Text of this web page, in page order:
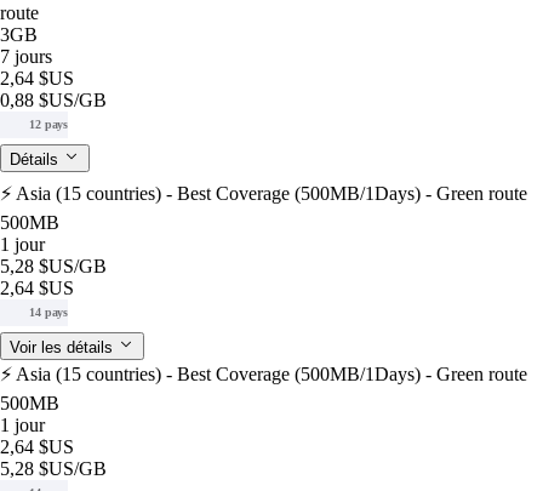
route
3GB
7 jours
2,64 $US
0,88 $US/GB
12 pays
Détails
⚡️ Asia (15 countries) - Best Coverage (500MB/1Days) - Green route
500MB
1 jour
5,28 $US/GB
2,64 $US
14 pays
Voir les détails
⚡️ Asia (15 countries) - Best Coverage (500MB/1Days) - Green route
500MB
1 jour
2,64 $US
5,28 $US/GB